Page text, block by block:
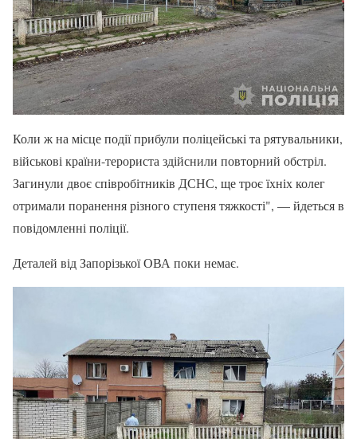
Коли ж на місце події прибули поліцейські та рятувальники,
військові країни-терориста здійснили повторний обстріл.
Загинули двоє співробітників ДСНС, ще троє їхніх колег
отримали поранення різного ступеня тяжкості", — йдеться в
повідомленні поліції.
Деталей від Запорізької ОВА поки немає.